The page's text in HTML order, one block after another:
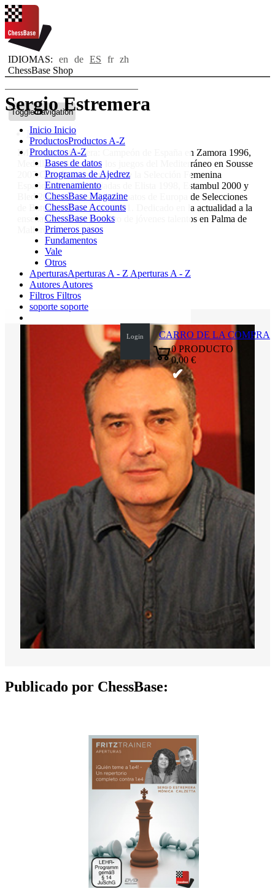
IDIOMAS: en de ES fr zh
ChessBase Shop
Toggle navigation
Inicio Inicio
ProductosProductos A-Z
Productos A-Z
Bases de datos
Programas de Ajedrez
Entrenamiento
ChessBase Magazine
ChessBase Accounts
ChessBase Books
Primeros pasos
Fundamentos
Vale
Otros
AperturasAperturas A - Z Aperturas A - Z
Autores Autores
Filtros Filtros
soporte soporte
Login
CARRO DE LA COMPRA
0 PRODUCTO
0,00 €
✔
Sergio Estremera
Bio
IM Sergio Estremera: Campeón de España en Zamora 1996,
Medalla de Bronce en los juegos del Mediterráneo en Sousse
2007.Capitán y entrenador de la Selección Femenina
Española en la Olimpiadas de Elista 1998, Estambul 2000 y
Bled 2002 y en los Campeonatos de Europa de Selecciones
de Batumi 1999 y León 2001. Dedicado en la actualidad a la
enseñanza y entrenamiento de jóvenes talentos en Palma de
Mallorca.
Publicado por ChessBase: